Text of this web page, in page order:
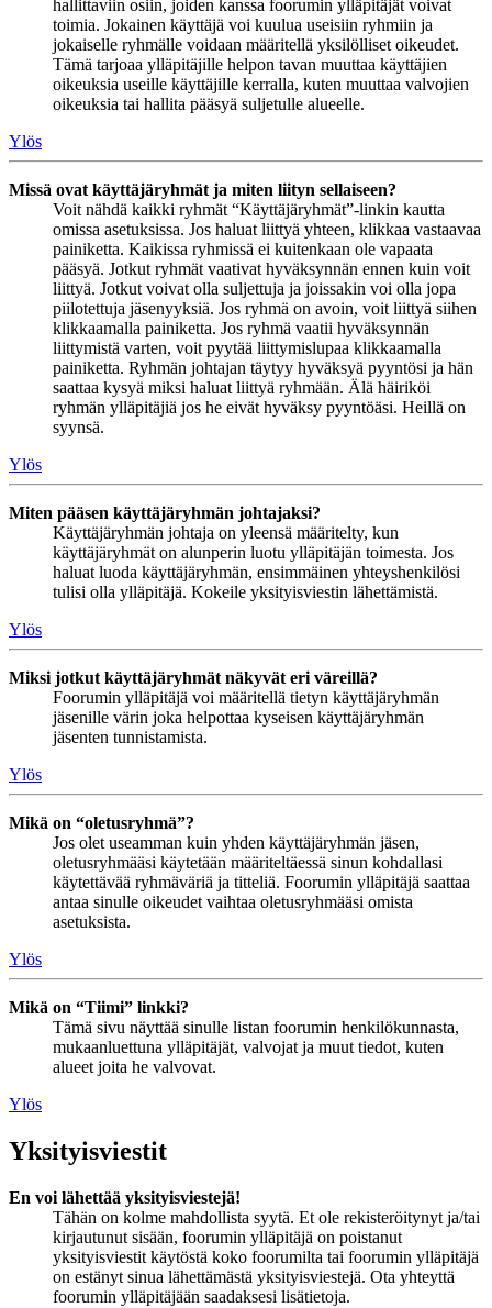
hallittaviin osiin, joiden kanssa foorumin ylläpitäjät voivat
toimia. Jokainen käyttäjä voi kuulua useisiin ryhmiin ja
jokaiselle ryhmälle voidaan määritellä yksilölliset oikeudet.
Tämä tarjoaa ylläpitäjille helpon tavan muuttaa käyttäjien
oikeuksia useille käyttäjille kerralla, kuten muuttaa valvojien
oikeuksia tai hallita pääsyä suljetulle alueelle.
Ylös
Missä ovat käyttäjäryhmät ja miten liityn sellaiseen?
Voit nähdä kaikki ryhmät “Käyttäjäryhmät”-linkin kautta
omissa asetuksissa. Jos haluat liittyä yhteen, klikkaa vastaavaa
painiketta. Kaikissa ryhmissä ei kuitenkaan ole vapaata
pääsyä. Jotkut ryhmät vaativat hyväksynnän ennen kuin voit
liittyä. Jotkut voivat olla suljettuja ja joissakin voi olla jopa
piilotettuja jäsenyyksiä. Jos ryhmä on avoin, voit liittyä siihen
klikkaamalla painiketta. Jos ryhmä vaatii hyväksynnän
liittymistä varten, voit pyytää liittymislupaa klikkaamalla
painiketta. Ryhmän johtajan täytyy hyväksyä pyyntösi ja hän
saattaa kysyä miksi haluat liittyä ryhmään. Älä häiriköi
ryhmän ylläpitäjiä jos he eivät hyväksy pyyntöäsi. Heillä on
syynsä.
Ylös
Miten pääsen käyttäjäryhmän johtajaksi?
Käyttäjäryhmän johtaja on yleensä määritelty, kun
käyttäjäryhmät on alunperin luotu ylläpitäjän toimesta. Jos
haluat luoda käyttäjäryhmän, ensimmäinen yhteyshenkilösi
tulisi olla ylläpitäjä. Kokeile yksityisviestin lähettämistä.
Ylös
Miksi jotkut käyttäjäryhmät näkyvät eri väreillä?
Foorumin ylläpitäjä voi määritellä tietyn käyttäjäryhmän
jäsenille värin joka helpottaa kyseisen käyttäjäryhmän
jäsenten tunnistamista.
Ylös
Mikä on “oletusryhmä”?
Jos olet useamman kuin yhden käyttäjäryhmän jäsen,
oletusryhmääsi käytetään määriteltäessä sinun kohdallasi
käytettävää ryhmäväriä ja titteliä. Foorumin ylläpitäjä saattaa
antaa sinulle oikeudet vaihtaa oletusryhmääsi omista
asetuksista.
Ylös
Mikä on “Tiimi” linkki?
Tämä sivu näyttää sinulle listan foorumin henkilökunnasta,
mukaanluettuna ylläpitäjät, valvojat ja muut tiedot, kuten
alueet joita he valvovat.
Ylös
Yksityisviestit
En voi lähettää yksityisviestejä!
Tähän on kolme mahdollista syytä. Et ole rekisteröitynyt ja/tai
kirjautunut sisään, foorumin ylläpitäjä on poistanut
yksityisviestit käytöstä koko foorumilta tai foorumin ylläpitäjä
on estänyt sinua lähettämästä yksityisviestejä. Ota yhteyttä
foorumin ylläpitäjään saadaksesi lisätietoja.